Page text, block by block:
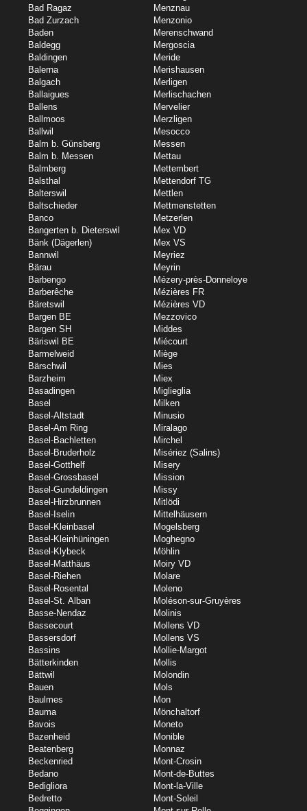
Bad Ragaz
Bad Zurzach
Baden
Baldegg
Baldingen
Balerna
Balgach
Ballaigues
Ballens
Ballmoos
Ballwil
Balm b. Günsberg
Balm b. Messen
Balmberg
Balsthal
Balterswil
Baltschieder
Banco
Bangerten b. Dieterswil
Bänk (Dägerlen)
Bannwil
Bärau
Barbengo
Barberêche
Bäretswil
Bargen BE
Bargen SH
Bäriswil BE
Barmelweid
Bärschwil
Barzheim
Basadingen
Basel
Basel-Altstadt
Basel-Am Ring
Basel-Bachletten
Basel-Bruderholz
Basel-Gotthelf
Basel-Grossbasel
Basel-Gundeldingen
Basel-Hirzbrunnen
Basel-Iselin
Basel-Kleinbasel
Basel-Kleinhüningen
Basel-Klybeck
Basel-Matthäus
Basel-Riehen
Basel-Rosental
Basel-St. Alban
Basse-Nendaz
Bassecourt
Bassersdorf
Bassins
Bätterkinden
Bättwil
Bauen
Baulmes
Bauma
Bavois
Bazenheid
Beatenberg
Beckenried
Bedano
Bedigliora
Bedretto
Menznau
Menzonio
Merenschwand
Mergoscia
Meride
Merishausen
Merligen
Merlischachen
Mervelier
Merzligen
Mesocco
Messen
Mettau
Mettembert
Mettendorf TG
Mettlen
Mettmenstetten
Metzerlen
Mex VD
Mex VS
Meyriez
Meyrin
Mézery-près-Donneloye
Mézières FR
Mézières VD
Mezzovico
Middes
Miécourt
Miège
Mies
Miex
Miglieglia
Milken
Minusio
Miralago
Mirchel
Misériez (Salins)
Misery
Mission
Missy
Mitlödi
Mittelhäusern
Mogelsberg
Moghegno
Möhlin
Moiry VD
Molare
Moleno
Moléson-sur-Gruyères
Molinis
Mollens VD
Mollens VS
Mollie-Margot
Mollis
Molondin
Mols
Mon
Mönchaltorf
Moneto
Monible
Monnaz
Mont-Crosin
Mont-de-Buttes
Mont-la-Ville
Mont-Soleil